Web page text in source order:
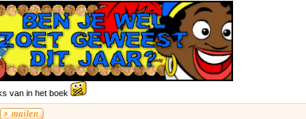
van in het boek